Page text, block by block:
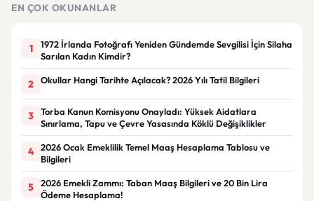
oldu
EN ÇOK OKUNANLAR
1
1972 İrlanda Fotoğrafı Yeniden Gündemde Sevgilisi İçin Silaha
Sarılan Kadın Kimdir?
2 Okullar Hangi Tarihte Açılacak? 2026 Yılı Tatil Bilgileri
3
Torba Kanun Komisyonu Onayladı: Yüksek Aidatlara
Sınırlama, Tapu ve Çevre Yasasında Köklü Değişiklikler
4
2026 Ocak Emeklilik Temel Maaş Hesaplama Tablosu ve
Bilgileri
5
2026 Emekli Zammı: Taban Maaş Bilgileri ve 20 Bin Lira
Ödeme Hesaplama!